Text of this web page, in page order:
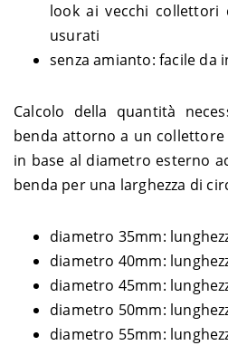
look ai vecchi
usurati
senza amianto: facile da
Calcolo della quantità
benda attorno a un
in base al diametro esterno
benda per una larghezza di
diametro 35mm:
diametro 40mm:
diametro 45mm:
diametro 50mm:
diametro 55mm: